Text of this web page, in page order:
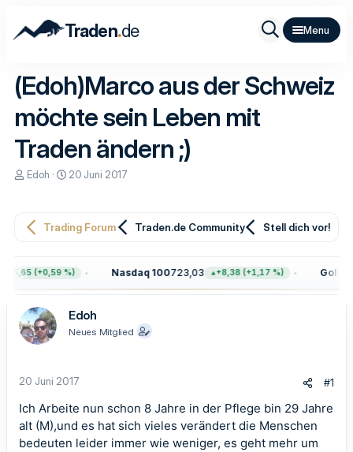
Traden.de
(Edoh)Marco aus der Schweiz
möchte sein Leben mit
Traden ändern ;)
E
e
r
Edoh
E
e
a
m
20 Juni 2017
Trading Forum Traden.de Community Stell dich vor!
(+0,59 %) Nasdaq 100723,03 +8,38 (+1,17 %) Gold
Edoh
Neues Mitglied
20 Juni 2017 #1
Ich Arbeite nun schon 8 Jahre in der Pflege bin 29 Jahre
alt (M),und es hat sich vieles verändert die Menschen
bedeuten leider immer wie weniger, es geht mehr um